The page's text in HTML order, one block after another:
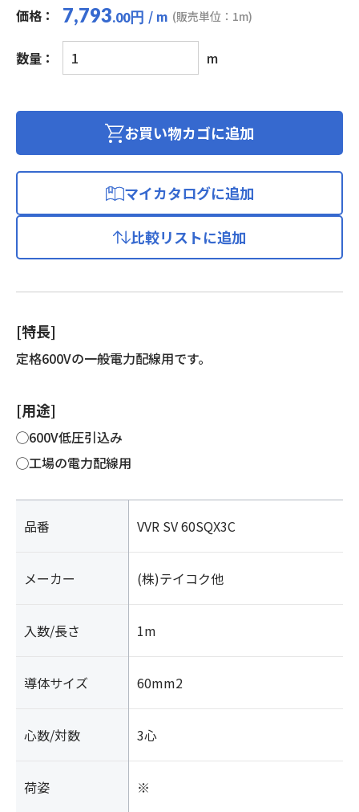
価格： 7,793.00円 / m (販売単位：1m)
数量：
600V
ビ
ル
シ
ス
ル
個
m
お買い物カゴに追加
マイカタログに追加
比較リストに追加
[特長]
定格600Vの一般電力配線用です。
[用途]
◯600V低圧引込み
◯工場の電力配線用
品番 VVR SV 60SQX3C
メーカー (株)テイコク他
入数/長さ 1m
導体サイズ 60mm2
心数/対数 3心
荷姿 ※